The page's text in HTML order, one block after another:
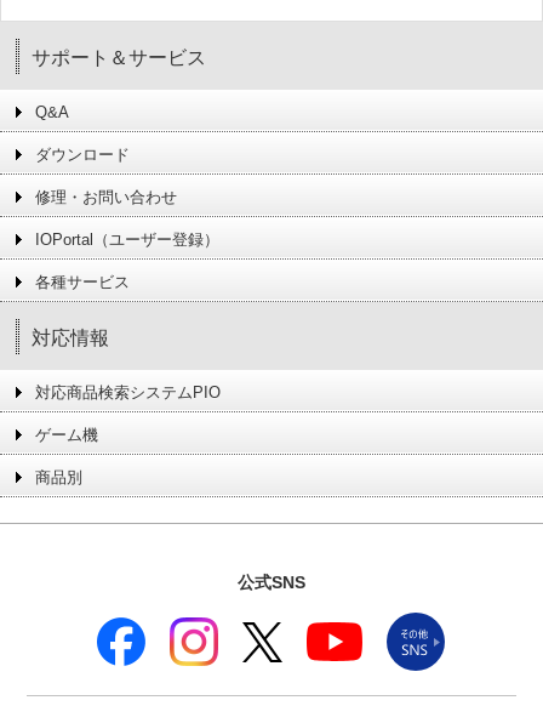
サポート＆サービス
Q&A
ダウンロード
修理・お問い合わせ
IOPortal（ユーザー登録）
各種サービス
対応情報
対応商品検索システムPIO
ゲーム機
商品別
公式SNS